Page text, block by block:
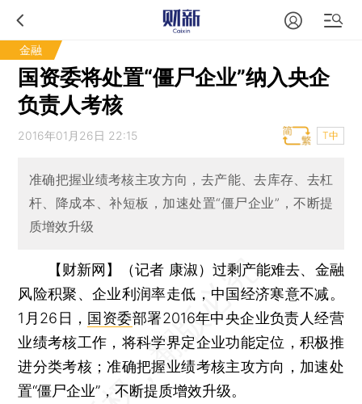
金融
国资委将处置“僵尸企业”纳入央企
负责人考核
2016年01月26日 22:15 T中
准确把握业绩考核主攻方向，去产能、去库存、去杠
杆、降成本、补短板，加速处置“僵尸企业”，不断提
质增效升级
【财新网】（记者 康淑） 过剩产能难去、金融
风险积聚、企业利润率走低，中国经济寒意不减。
1月26日， 国资委部署2016年中央企业负责人经营
业绩考核工作，将科学界定企业功能定位，积极推
进分类考核；准确把握业绩考核主攻方向，加速处
置“僵尸企业”，不断提质增效升级。